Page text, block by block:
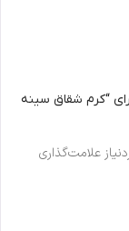
“کرم شقاق سینه
علامت‌گذاری